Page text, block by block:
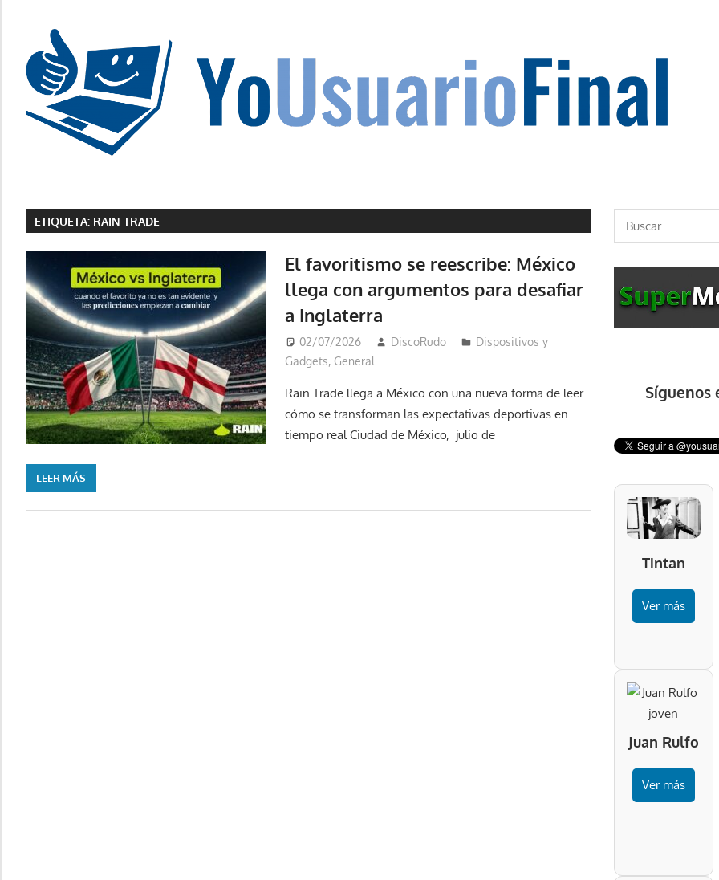
contenido
no
tiene
que
estar
en
chino
ETIQUETA: RAIN TRADE
El favoritismo se reescribe: México
llega con argumentos para desafiar
a Inglaterra
02/07/2026 DiscoRudo
Dispositivos y
Gadgets, General
Rain Trade llega a México con una nueva forma de leer
cómo se transforman las expectativas deportivas en
tiempo real Ciudad de México, julio de
LEER MÁS
Buscar:
Síguenos
Tintan
Ver más
Juan Rulfo
Ver más